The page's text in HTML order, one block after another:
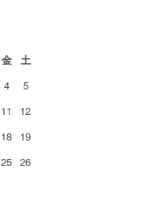
金
土
4
5
11
12
18 19
25 26